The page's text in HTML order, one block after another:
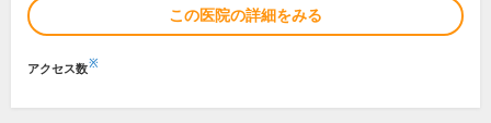
この医院の詳細をみる
アクセス数※